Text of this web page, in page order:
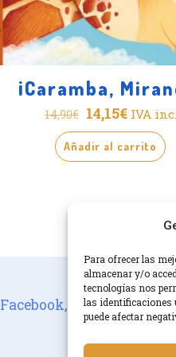
Para ofrecer las
almacenar y/o
tecnologías nos
las identificaciones
puede afectar
¡Caramba,
14,90€ El
precio
original
14,15€El
precio
actual
IVA
Añadir al carrito
Facebook, Instagram.